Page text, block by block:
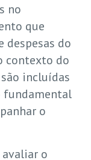
no
que
despesas do
contexto do
incluídas
fundamental
o
o